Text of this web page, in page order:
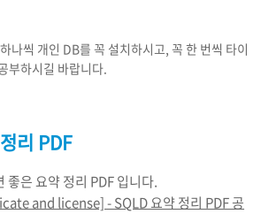
나씩 개인 DB를 꼭 설치하시고, 꼭 한 번씩 타이
부하시길 바랍니다.
리 PDF
좋은 요약 정리 PDF 입니다.
and license] - SQLD 요약 정리 PDF 공